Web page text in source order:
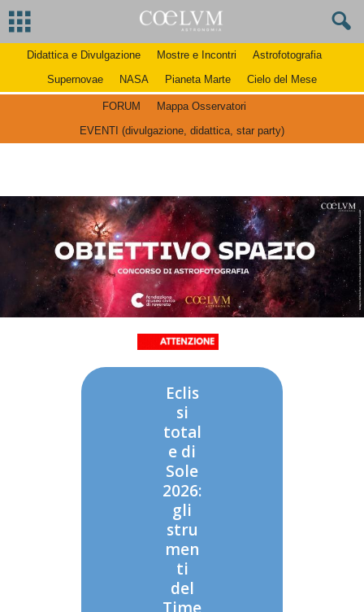
Didattica e Divulgazione Mostre e Incontri
Astrofotografia
Supernovae
NASA Pianeta Marte Cielo del Mese
FORUM
Mappa Osservatori
EVENTI (divulgazione, didattica, star party)
Eclis
si
total
e di
Sole
2026:
gli
stru
men
ti
del